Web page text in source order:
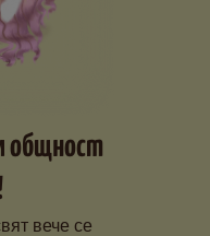
общност
вече се